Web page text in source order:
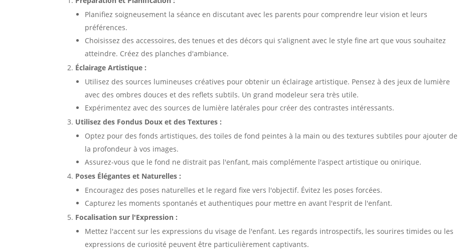
Planifiez soigneusement la séance en discutant avec les parents pour comprendre leur vision et leurs
préférences.
Choisissez des accessoires, des tenues et des décors qui s'alignent avec le style fine art que vous souhaitez
atteindre. Créez des planches d'ambiance.
Éclairage Artistique :
Utilisez des sources lumineuses créatives pour obtenir un éclairage artistique. Pensez à des jeux de lumière
avec des ombres douces et des reflets subtils. Un grand modeleur sera très utile.
Expérimentez avec des sources de lumière latérales pour créer des contrastes intéressants.
Utilisez des Fondus Doux et des Textures :
Optez pour des fonds artistiques, des toiles de fond peintes à la main ou des textures subtiles pour ajouter de
la profondeur à vos images.
Assurez-vous que le fond ne distrait pas l'enfant, mais complémente l'aspect artistique ou onirique.
Poses Élégantes et Naturelles :
Encouragez des poses naturelles et le regard fixe vers l'objectif. Évitez les poses forcées.
Capturez les moments spontanés et authentiques pour mettre en avant l'esprit de l'enfant.
Focalisation sur l'Expression :
Mettez l'accent sur les expressions du visage de l'enfant. Les regards introspectifs, les sourires timides ou les
expressions de curiosité peuvent être particulièrement captivants.